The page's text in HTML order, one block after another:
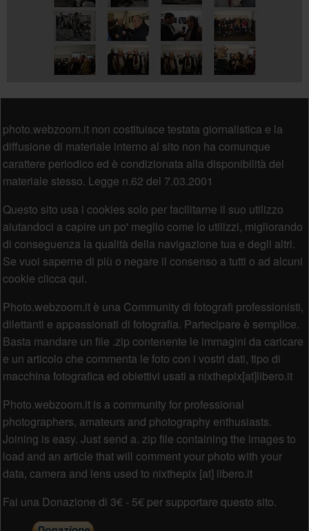
photo.webzoom.it non costituisce testata giornalistica e la
diffusione di materiale interno al sito non ha comunque
carattere periodico ed è condizionata alla disponibilità del
materiale stesso. Legge n.62 del 7.03.2001
Questo sito usa i cookies solo per facilitarne il suo utilizzo
aiutandoci a capire un po' meglio come lo utilizzi, migliorando
di conseguenza la qualità della navigazione tua e degli altri.
Se vuoi saperne di più o negare il consenso a tutti o ad alcuni
cookie clicca qui.
Photo.webzoom.it è una Community di fotografi professionisti,
dilettanti e appassionati di fotografia. Partecipare è semplice.
Basta mandare un file .zip contenente le immagini da caricare
e un articolo che commenta le foto con i vostri dati, tipo di
macchina fotografica ed obiettivi usati a nixthepix[at]libero.it
Photo.webzoom.it is a community for professional
photographers, amateurs and photography enthusiasts.
Joining is easy. Just send a. zip file containing the images to
load and an article that will comment your photo with your
data, camera and lens used to nixthepix [at] libero.it
Fai una Donazione di 3€ - 5€ per supportare questo sito.